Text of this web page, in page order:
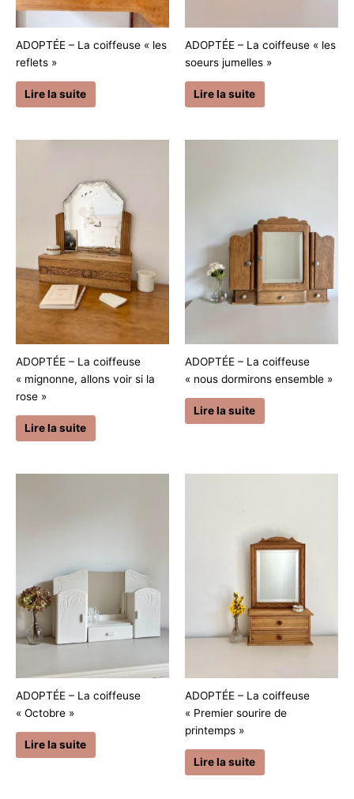
ADOPTÉE – La coiffeuse « les
reflets »
Lire la suite
ADOPTÉE – La coiffeuse « les
soeurs jumelles »
Lire la suite
ADOPTÉE – La coiffeuse
« mignonne, allons voir si la
rose »
Lire la suite
ADOPTÉE – La coiffeuse
« nous dormirons ensemble »
Lire la suite
ADOPTÉE – La coiffeuse
« Octobre »
Lire la suite
ADOPTÉE – La coiffeuse
« Premier sourire de
printemps »
Lire la suite